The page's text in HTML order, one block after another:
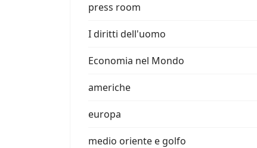
press room
I diritti dell'uomo
Economia nel Mondo
americhe
europa
medio oriente e golfo